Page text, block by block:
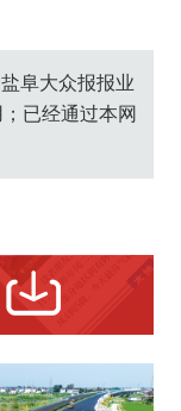
阜大众报报业
已经通过本网